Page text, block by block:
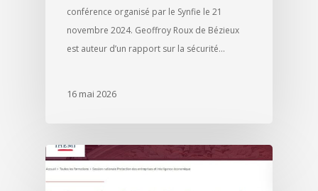
conférence organisé par le Synfie le 21
novembre 2024. Geoffroy Roux de Bézieux
est auteur d’un rapport sur la sécurité…
16 mai 2026